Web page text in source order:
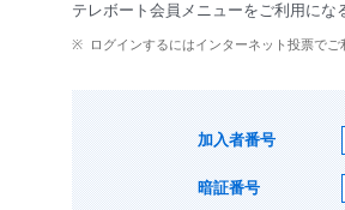
テレボート会員メニューをご利用にな
ログインするにはインターネット投票で
加入者番号
暗証番号